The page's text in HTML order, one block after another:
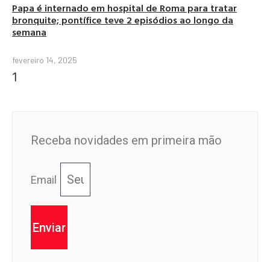
Papa é internado em hospital de Roma para tratar
bronquite; pontífice teve 2 episódios ao longo da
semana
fevereiro 14, 2025
Receba novidades em primeira mão
Email
Enviar